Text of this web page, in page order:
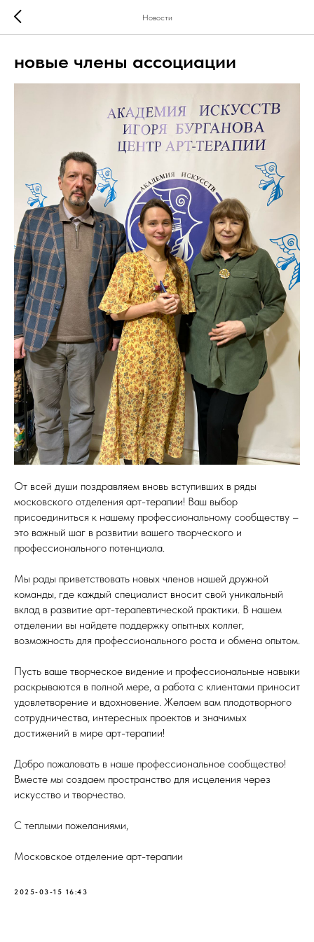
Новости
новые члены ассоциации
От всей души поздравляем вновь вступивших в ряды
московского отделения арт-терапии! Ваш выбор
присоединиться к нашему профессиональному сообществу –
это важный шаг в развитии вашего творческого и
профессионального потенциала.
Мы рады приветствовать новых членов нашей дружной
команды, где каждый специалист вносит свой уникальный
вклад в развитие арт-терапевтической практики. В нашем
отделении вы найдете поддержку опытных коллег,
возможность для профессионального роста и обмена опытом.
Пусть ваше творческое видение и профессиональные навыки
раскрываются в полной мере, а работа с клиентами приносит
удовлетворение и вдохновение. Желаем вам плодотворного
сотрудничества, интересных проектов и значимых
достижений в мире арт-терапии!
Добро пожаловать в наше профессиональное сообщество!
Вместе мы создаем пространство для исцеления через
искусство и творчество.
С теплыми пожеланиями,
Московское отделение арт-терапии
2025-03-15 16:43